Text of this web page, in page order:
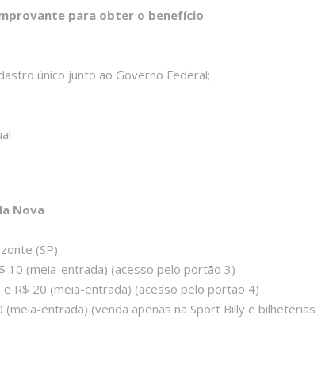
para obter o benefício
único junto ao Governo Federal;
Nova
(SP)
10 (meia-entrada) (acesso pelo portão 3)
e R$ 20 (meia-entrada) (acesso pelo portão 4)
(meia-entrada) (venda apenas na Sport Billy e bilheterias